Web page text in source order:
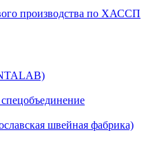
производства по ХАССП
швейная фабрика)